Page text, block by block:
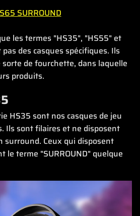
SURROUND
les termes "HS35", "HS55" et
des casques spécifiques. Ils
de fourchette, dans laquelle
produits.
HS35 sont nos casques de jeu
Ils sont filaires et ne disposent
surround. Ceux qui disposent
le terme "SURROUND" quelque